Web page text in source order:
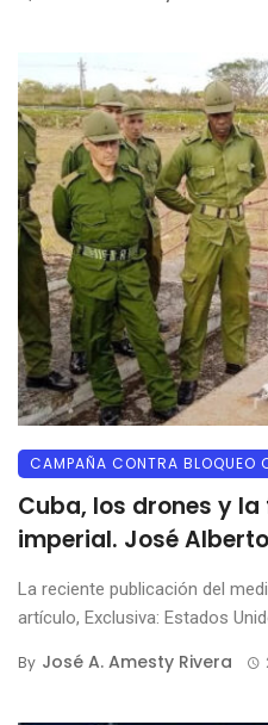
CAMPAÑA CONTRA BLOQUEO
Cuba, los drones y
imperial. José
La reciente publicación del
artículo, Exclusiva: Estados
By José A. Amesty Rivera